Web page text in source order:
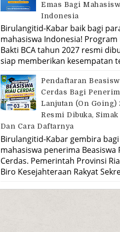
Emas Bagi
Indonesia
Birulangitid-Kabar baik bagi
mahasiswa Indonesia! Program
Bakti BCA tahun 2027 resmi
siap memberikan kesempatan
Pendaftaran
Cerdas Bagi
Lanjutan (On Going)
Resmi Dibuka, Simak
Dan Cara Daftarnya
Birulangitid-Kabar gembira bagi
mahasiswa penerima Beasiswa
Cerdas. Pemerintah Provinsi
Biro Kesejahteraan Rakyat